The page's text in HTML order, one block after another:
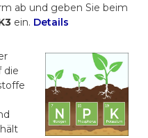
ab und geben Sie beim
ein. Details
die